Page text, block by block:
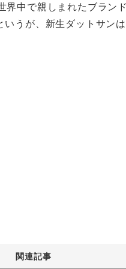
中で親しまれたブランド
うが、新生ダットサン
関連記事